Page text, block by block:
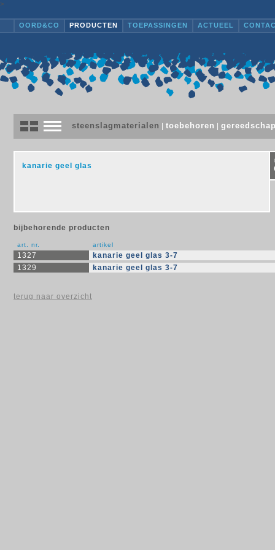
>
OORD&CO PRODUCTEN TOEPASSINGEN ACTUEEL
steenslagmaterialen toebehoren
kanarie geel glas
bijbehorende producten
art. nr. artikel
1327
kanarie geel glas 3-7
1329
kanarie geel glas 3-7
terug naar overzicht